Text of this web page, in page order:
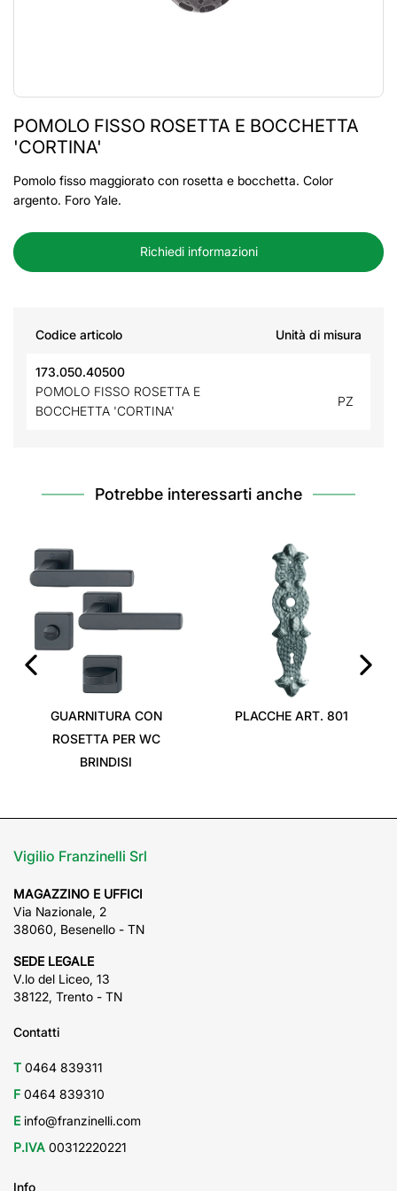
POMOLO FISSO ROSETTA E BOCCHETTA
'CORTINA'
Pomolo fisso maggiorato con rosetta e bocchetta. Color
argento. Foro Yale.
Richiedi informazioni
Codice articolo Unità di misura
173.050.40500
POMOLO FISSO ROSETTA E
BOCCHETTA 'CORTINA'
PZ
Potrebbe interessarti anche
GUARNITURA CON
ROSETTA PER WC
BRINDISI
PLACCHE ART. 801
Vigilio Franzinelli Srl
MAGAZZINO E UFFICI
Via Nazionale, 2
38060, Besenello - TN
SEDE LEGALE
V.lo del Liceo, 13
38122, Trento - TN
Contatti
T 0464 839311
F 0464 839310
E info@franzinelli.com
P.IVA 00312220221
Info